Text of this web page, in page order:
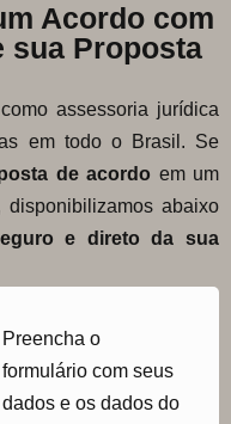
Acordo com
sua Proposta
assessoria jurídica
em todo o Brasil. Se
de acordo em um
abaixo
e direto da sua
Preencha o
formulário com seus
dados e os dados do